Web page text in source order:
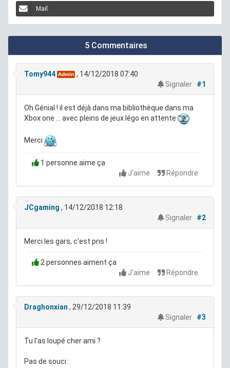
Mail
5 Commentaires
Tomy944 Admin , 14/12/2018 07:40
Signaler
#1
Oh Génial ! il est déjà dans ma bibliothèque dans ma
Xbox one ... avec pleins de jeux légo en attente
Merci
1 personne aime ça
J'aime
Répondre
JCgaming , 14/12/2018 12:18
Signaler
#2
Merci les gars, c'est pris !
2 personnes aiment ça
J'aime
Répondre
Draghonxian , 29/12/2018 11:39
Signaler
#3
Tu l'as loupé cher ami ?
Pas de souci :